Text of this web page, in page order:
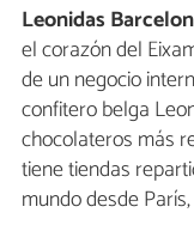
Leonidas
el corazón del
de un negocio
confitero belga
chocolateros más
tiene tiendas
mundo desde